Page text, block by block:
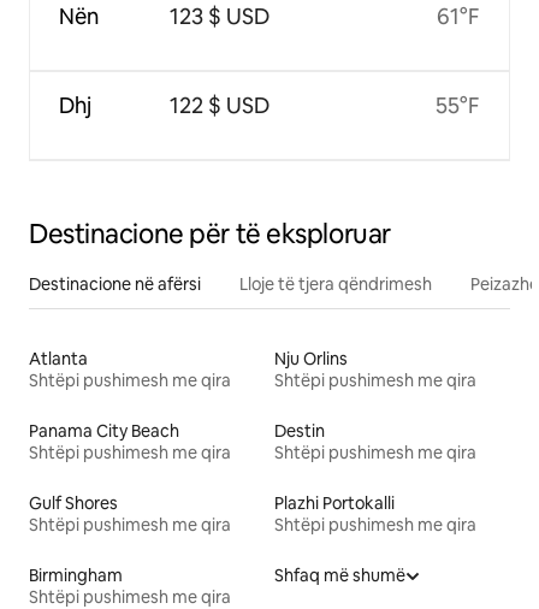
Nën
Dhj
123 $ USD
122 $ USD
61°F
55°F
Destinacione për të eksploruar
Destinacione në afërsi Lloje të tjera qëndrimesh
Atlanta
Shtëpi pushimesh me qira
Nju Orlins
Shtëpi pushimesh me qira
Panama City Beach
Shtëpi pushimesh me qira
Destin
Shtëpi pushimesh me qira
Gulf Shores
Shtëpi pushimesh me qira
Plazhi Portokalli
Shtëpi pushimesh me qira
Birmingham
Shtëpi pushimesh me qira
Shfaq më shumë